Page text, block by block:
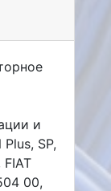
и
SP,
00,